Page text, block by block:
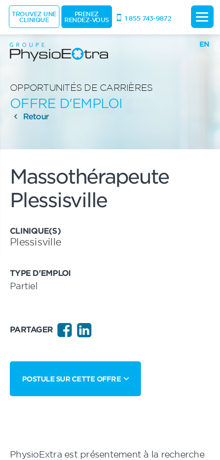
EN
OPPORTUNITÉS DE CARRIÈRES
OFFRE D'EMPLOI
Retour
Massothérapeute
Plessisville
CLINIQUE(S)
Plessisville
TYPE D'EMPLOI
Partiel
PARTAGER
POSTULE SUR CETTE OFFRE
PhysioExtra est présentement à la recherche
TROUVEZ UNE
CLINIQUE
PRENEZ
RENDEZ-VOUS 1 855 743-9872